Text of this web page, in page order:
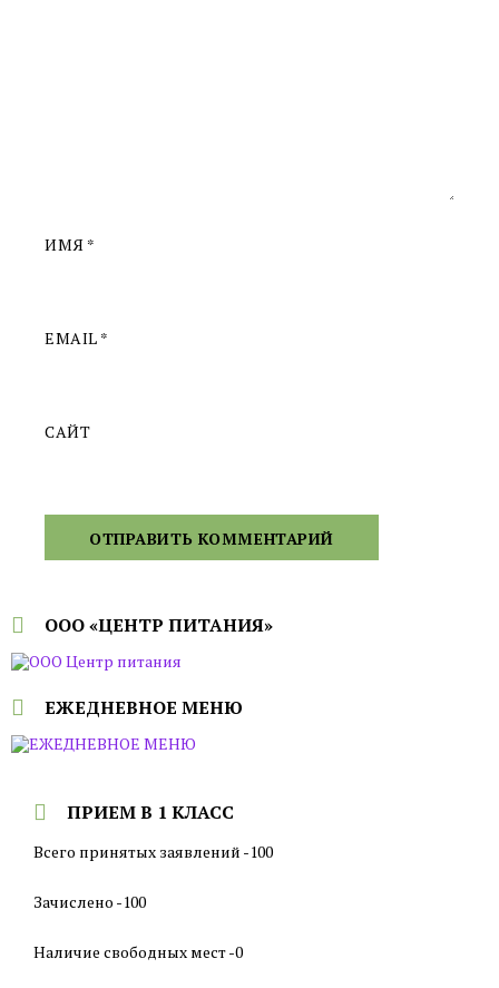
ИМЯ *
EMAIL *
САЙТ
ООО «ЦЕНТР ПИТАНИЯ»
ЕЖЕДНЕВНОЕ МЕНЮ
ПРИЕМ В 1 КЛАСС
Всего принятых заявлений -100
Зачислено -100
Наличие свободных мест -0